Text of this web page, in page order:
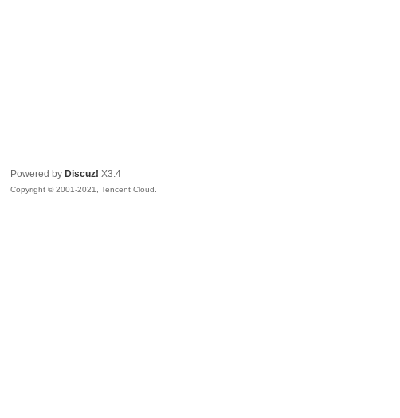
Powered by Discuz! X3.4
Copyright © 2001-2021, Tencent Cloud.